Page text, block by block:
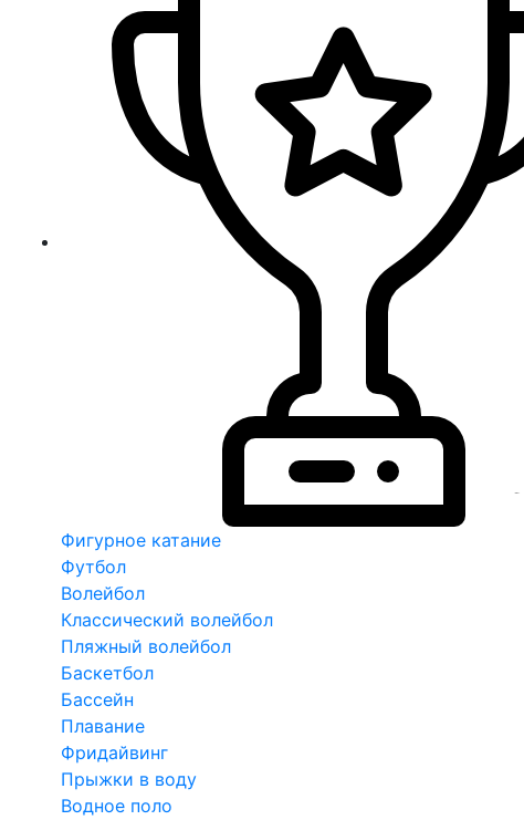
Фигурное катание
Футбол
Волейбол
Классический волейбол
Пляжный волейбол
Баскетбол
Бассейн
Плавание
Фридайвинг
Прыжки в воду
Водное поло